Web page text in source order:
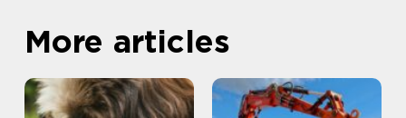
More articles